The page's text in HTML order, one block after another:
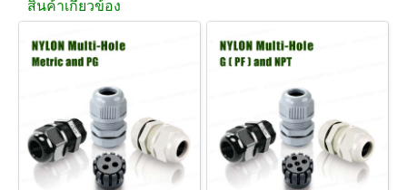
สินค้าเกี่ยวข้อง